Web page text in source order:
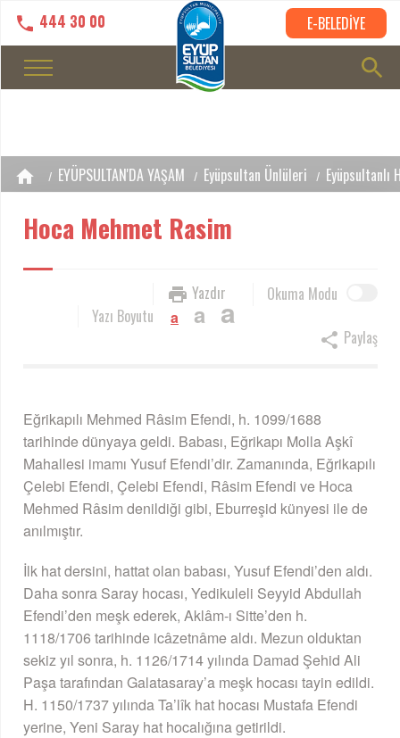
444 30 00 E-BELEDİYE
EYÜPSULTAN'DA YAŞAM Eyüpsultan Ünlüleri
Hoca Mehmet Rasim
Okuma Modu
Yazdır
Yazı Boyutu
a a a
Paylaş
Eğrikapılı Mehmed Râsim Efendi, h. 1099/1688
tarihinde dünyaya geldi. Babası, Eğrikapı Molla Aşkî
Mahallesi imamı Yusuf Efendi’dir. Zamanında, Eğrikapılı
Çelebi Efendi, Çelebi Efendi, Râsim Efendi ve Hoca
Mehmed Râsim denildiği gibi, Eburreşid künyesi ile de
anılmıştır.
İlk hat dersini, hattat olan babası, Yusuf Efendi’den aldı.
Daha sonra Saray hocası, Yedikuleli Seyyid Abdullah
Efendi’den meşk ederek, Aklâm-ı Sitte’den h.
1118/1706 tarihinde icâzetnâme aldı. Mezun olduktan
sekiz yıl sonra, h. 1126/1714 yılında Damad Şehid Ali
Paşa tarafından Galatasaray’a meşk hocası tayin edildi.
H. 1150/1737 yılında Ta’lîk hat hocası Mustafa Efendi
yerine, Yeni Saray hat hocalığına getirildi.